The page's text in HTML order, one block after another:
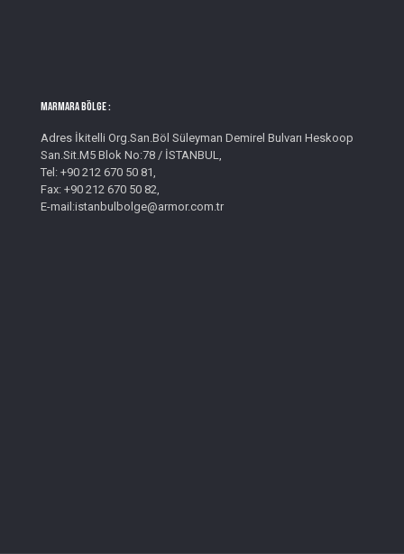
MARMARA BÖLGE :
Adres İkitelli Org.San.Böl Süleyman Demirel Bulvarı Heskoop
San.Sit.M5 Blok No:78 / İSTANBUL,
Tel: +90 212 670 50 81,
Fax: +90 212 670 50 82,
E-mail:istanbulbolge@armor.com.tr